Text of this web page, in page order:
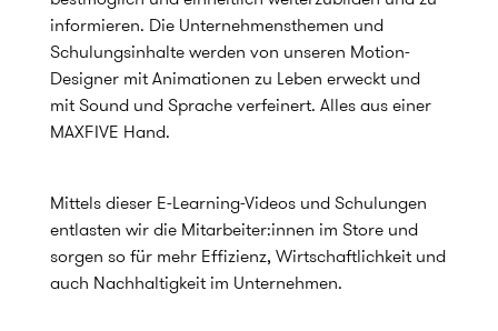
informieren. Die Unternehmensthemen und
Schulungsinhalte werden von unseren Motion-
Designer mit Animationen zu Leben erweckt und
mit Sound und Sprache verfeinert. Alles aus einer
MAXFIVE Hand.
Mittels dieser E-Learning-Videos und Schulungen
entlasten wir die Mitarbeiter:innen im Store und
sorgen so für mehr Effizienz, Wirtschaftlichkeit und
auch Nachhaltigkeit im Unternehmen.